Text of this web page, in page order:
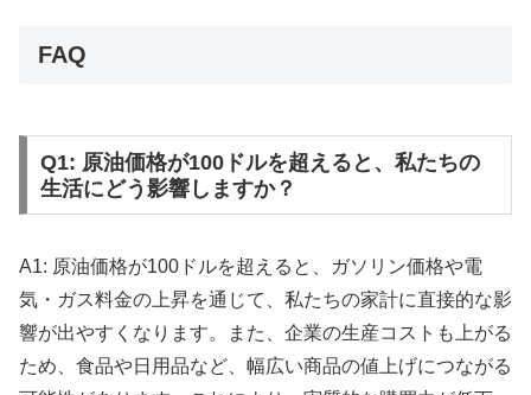
FAQ
Q1: 原油価格が100ドルを超えると、私たちの
生活にどう影響しますか？
A1: 原油価格が100ドルを超えると、ガソリン価格や電
気・ガス料金の上昇を通じて、私たちの家計に直接的な影
響が出やすくなります。また、企業の生産コストも上がる
ため、食品や日用品など、幅広い商品の値上げにつながる